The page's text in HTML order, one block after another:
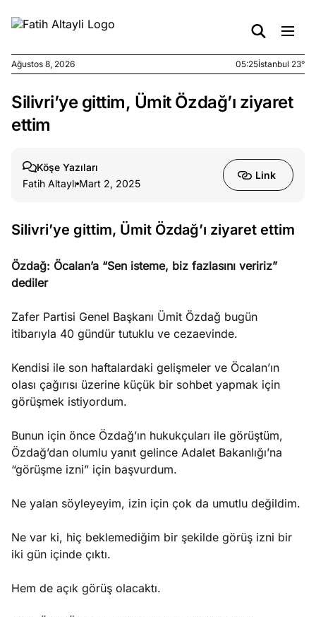
Ağustos
7, 2026
kimler
Ağustos
6, 2026
yasalar
Ağustos
5, 2026
stok
caiz
Köşe
Yazıları
Spor
Yazıları
Yazıları
Ağustos 8, 2026 05:25İstanbul 23°
Silivri’ye gittim, Ümit Özdağ’ı ziyaret
ettim
Köşe Yazıları
Fatih Altaylı Mart 2, 2025
Link
Silivri’ye gittim, Ümit Özdağ’ı ziyaret ettim
Özdağ: Öcalan’a “Sen isteme, biz fazlasını veririz”
dediler
Zafer Partisi Genel Başkanı Ümit Özdağ bugün
itibarıyla 40 gündür tutuklu ve cezaevinde.
Kendisi ile son haftalardaki gelişmeler ve Öcalan’ın
olası çağırısı üzerine küçük bir sohbet yapmak için
görüşmek istiyordum.
Bunun için önce Özdağ’ın hukukçuları ile görüştüm,
Özdağ’dan olumlu yanıt gelince Adalet Bakanlığı’na
“görüşme izni” için başvurdum.
Ne yalan söyleyeyim, izin için çok da umutlu değildim.
Ne var ki, hiç beklemediğim bir şekilde görüş izni bir
iki gün içinde çıktı.
Hem de açık görüş olacaktı.